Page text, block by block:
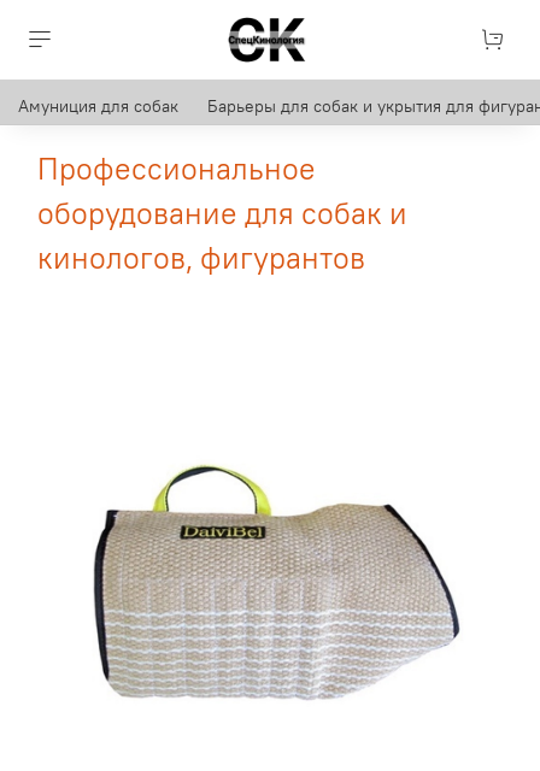
Амуниция для собак Барьеры для собак и укрытия для
Профессиональное
оборудование для собак и
кинологов, фигурантов